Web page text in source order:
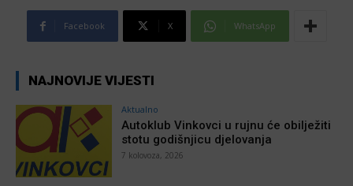
Facebook X WhatsApp
NAJNOVIJE VIJESTI
Aktualno
Autoklub Vinkovci u rujnu će obilježiti
stotu godišnjicu djelovanja
7 kolovoza, 2026